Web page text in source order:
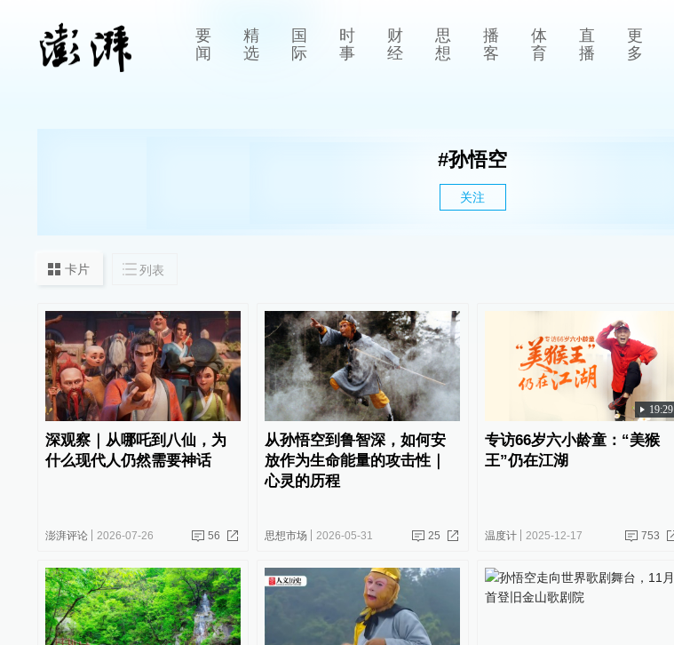
要
闻
精
选
国
际
时
事
财
经
思
想
播
客
体
育
直
播
更
多
#孙悟空
关注
卡片 列表
深观察｜从哪吒到八仙，为
什么现代人仍然需要神话
澎湃评论 2026-07-26 56
从孙悟空到鲁智深，如何安
放作为生命能量的攻击性｜
心灵的历程
思想市场 2026-05-31 25
19:29
专访66岁六小龄童：“美猴
王”仍在江湖
温度计 2025-12-17 753